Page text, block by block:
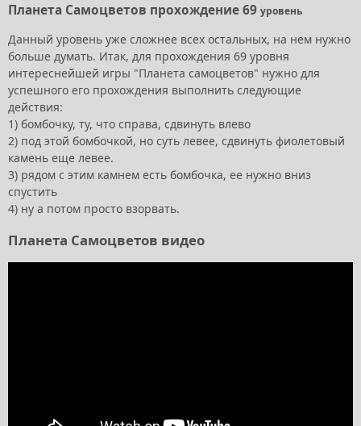
Планета Самоцветов прохождение 69 уровень
Данный уровень уже сложнее всех остальных, на нем нужно
больше думать. Итак, для прохождения 69 уровня
интереснейшей игры "Планета самоцветов" нужно для
успешного его прохождения выполнить следующие
действия:
1) бомбочку, ту, что справа, сдвинуть влево
2) под этой бомбочкой, но суть левее, сдвинуть фиолетовый
камень еще левее.
3) рядом с этим камнем есть бомбочка, ее нужно вниз
спустить
4) ну а потом просто взорвать.
Планета Самоцветов видео